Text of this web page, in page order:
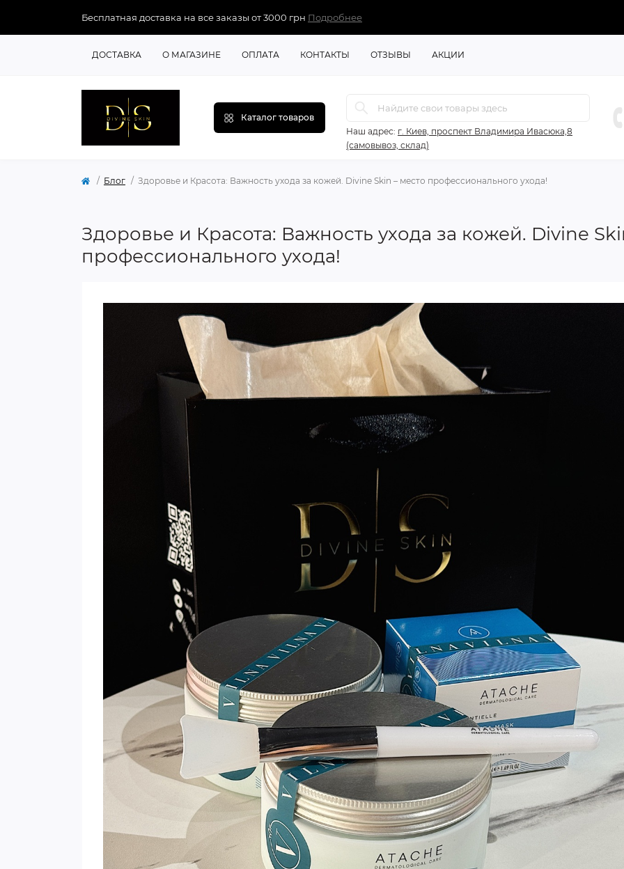
Бесплатная доставка на все заказы от 3000 грн Подробнее
ДОСТАВКА О МАГАЗИНЕ ОПЛАТА КОНТАКТЫ ОТЗЫВЫ АКЦИИ
Каталог товаров
Наш адрес: г. Киев, проспект Владимира Ивасюка,8
(самовывоз, склад)
Блог Здоровье и Красота: Важность ухода за кожей. Divine Skin – место профессионального ухода!
Здоровье и Красота: Важность ухода за кожей. Divine
профессионального ухода!